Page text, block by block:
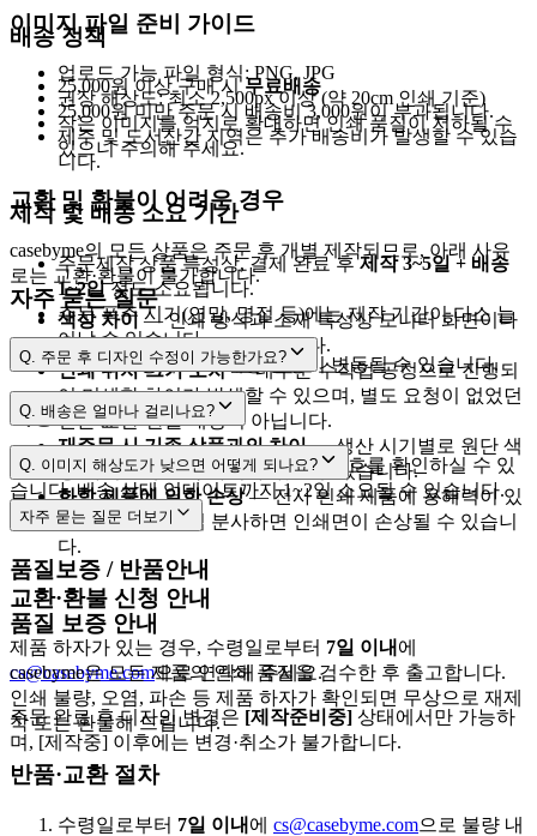
이미지 파일 준비 가이드
업로드 가능 파일 형식: PNG, JPG
권장 해상도: 최소 2,500px 이상 (약 20cm 인쇄 기준)
작은 이미지를 억지로 확대하면 인쇄 품질이 저하될 수
있으니 주의해 주세요.
교환 및 환불이 어려운 경우
casebyme의 모든 상품은 주문 후 개별 제작되므로, 아래 사유
로는 교환·환불이 불가합니다.
색상 차이 — 인쇄 방식과 소재 특성상 모니터 화면이나
출력물과 차이가 날 수 있습니다.
인쇄 위치·크기 오차— 대부분 수작업 공정으로 진행되
어 미세한 차이가 발생할 수 있으며, 별도 요청이 없었던
건은 교환·환불 대상이 아닙니다.
재주문 시 기존 상품과의 차이— 생산 시기별로 원단 색
상·사이즈에 소폭 차이가 있을 수 있습니다.
화학 제품에 의한 손상— 전사 인쇄 제품에 용해력이 있
는 향수 등을 직접 분사하면 인쇄면이 손상될 수 있습니
다.
교환·환불 신청 안내
제품 하자가 있는 경우, 수령일로부터 7일 이내 에
cs@casebyme.com으로 연락해 주세요.
주문 완료 후 디자인 변경은 [제작준비중] 상태에서만 가능하
며, [제작중] 이후에는 변경·취소가 불가합니다.
배송 정책
25,000원 이상 구매 시무료배송
25,000원 미만 주문 시 배송비 3,000원이 부과됩니다.
제주 및 도서산간 지역은 추가 배송비가 발생할 수 있습
니다.
제작 및 배송 소요 기간
주문제작 상품 특성상, 결제 완료 후제작 3~5일 + 배송
1~2일정도 소요됩니다.
주문 폭주 시기(연말, 명절 등)에는 제작 기간이 다소 늘
어날 수 있습니다.
택배사 사정에 따라 배송 일정이 변동될 수 있습니다.
배송 조회
[마이페이지 → 주문내역]에서 운송장 번호를 확인하실 수 있
습니다. 배송 상태 업데이트까지 1~2일 소요될 수 있습니다.
자주 묻는 질문
Q. 주문 후 디자인 수정이 가능한가요?
[제작준비중]
cs@casebyme.com
Q. 배송은 얼마나 걸리나요?
3~5영업일 1~2영업일
Q. 이미지 해상도가 낮으면 어떻게 되나요?
2,500px 이상
자주 묻는 질문 더보기
품질보증 / 반품안내
품질 보증 안내
casebyme은 모든 제품의 인쇄 품질을 검수한 후 출고합니다.
인쇄 불량, 오염, 파손 등 제품 하자가 확인되면 무상으로 재제
작 또는 환불해 드립니다.
반품·교환 절차
수령일로부터 7일 이내 에 cs@casebyme.com으로 불량 내